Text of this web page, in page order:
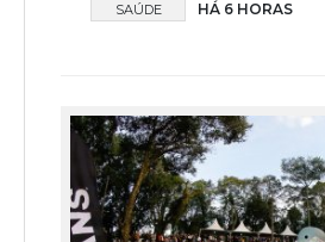
SAÚDE HÁ 6 HORAS